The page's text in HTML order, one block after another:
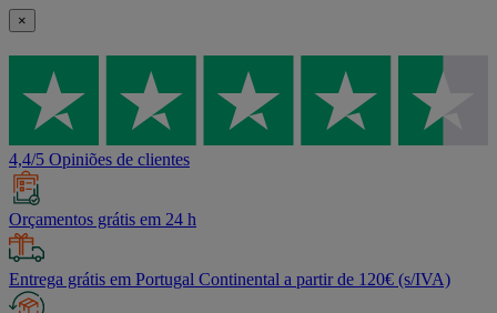
×
4,4/5 Opiniões de clientes
Orçamentos grátis em 24 h
Entrega grátis em Portugal Continental a partir de 120€ (s/IVA)